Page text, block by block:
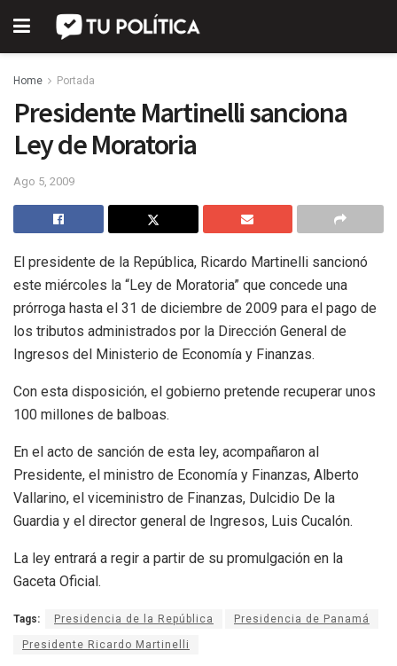
Home Portada
Presidente Martinelli sanciona
Ley de Moratoria
Ago 5, 2009
El presidente de la República, Ricardo Martinelli sancionó
este miércoles la “Ley de Moratoria” que concede una
prórroga hasta el 31 de diciembre de 2009 para el pago de
los tributos administrados por la Dirección General de
Ingresos del Ministerio de Economía y Finanzas.
Con esta disposición, el gobierno pretende recuperar unos
100 millones de balboas.
En el acto de sanción de esta ley, acompañaron al
Presidente, el ministro de Economía y Finanzas, Alberto
Vallarino, el viceministro de Finanzas, Dulcidio De la
Guardia y el director general de Ingresos, Luis Cucalón.
La ley entrará a regir a partir de su promulgación en la
Gaceta Oficial.
Tags: Presidencia de la República Presidencia de Panamá
Presidente Ricardo Martinelli